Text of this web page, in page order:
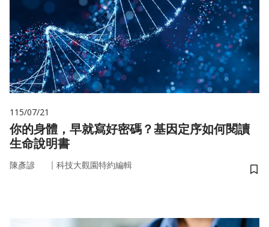
115/07/21
你的身體，早就寫好密碼？基因定序如何閱讀
生命說明書
陳彥諺 ｜ 科技大觀園特約編輯
儲